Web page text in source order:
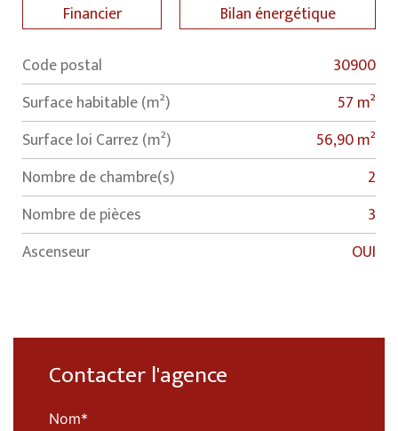
Financier
Bilan énergétique
Label Value
Code postal
30900
Surface habitable (m²)
57 m²
Surface loi Carrez (m²)
56,90 m²
Nombre de chambre(s)
2
Nombre de pièces
3
Ascenseur
OUI
Contacter l'agence
Nom*